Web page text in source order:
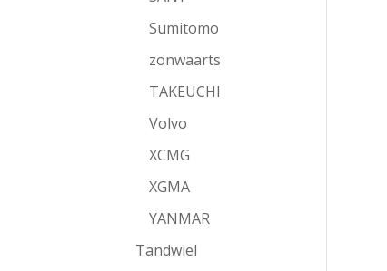
Sumitomo
zonwaarts
TAKEUCHI
Volvo
XCMG
XGMA
YANMAR
Tandwiel